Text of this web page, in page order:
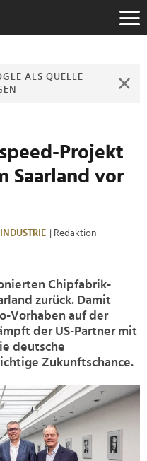
ALS QUELLE
Projekt
Saarland vor
INDUSTRIE
| Redaktion
Chipfabrik-
zurück. Damit
Vorhaben auf der
der US-Partner mit
deutsche
Zukunftschance.